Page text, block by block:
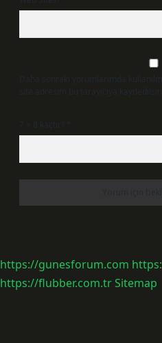
Daha sonraki yorumlarımda
site adresim bu tarayıcıya kaydedilsin.
7 + 8 kaçtır? *
https://gunesforum.com
https://flubber.com.trSitemap